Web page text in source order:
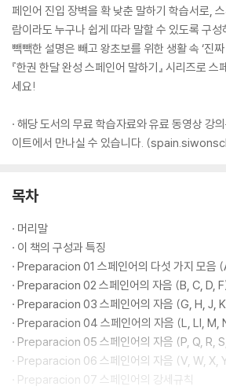
페인어 진입 장벽을 확 낮춘 말하기 학습서로,
람이라도 누구나 쉽게 따라 말할 수 있도록 구
빽빽한 설명은 빼고 왕초보를 위한 생활 속 ‘진
『한권 한달 완성 스페인어 말하기』 시리즈로
세요!
· 해당 도서의 무료 학습자료와 유료 동영상 강
이트에서 만나실 수 있습니다.
목차
· 머리말
· 이 책의 구성과 특징
· Preparacion 01 스페인어의 다섯 가지 모음
· Preparacion 02 스페인어의 자음 (B, C, D,
· Preparacion 03 스페인어의 자음 (G, H, J,
· Preparacion 04 스페인어의 자음 (L, Ll, M,
· Preparacion 05 스페인어의 자음 (P, Q, R,
· Preparacion 06 스페인어의 자음 (V, W, X,
· Preparacion 07 스페인어의 강세규칙